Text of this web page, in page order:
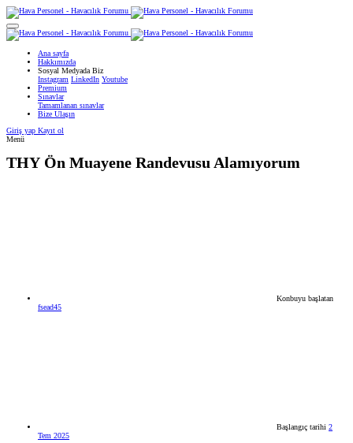
Ana sayfa
Hakkımızda
Sosyal Medyada Biz
Instagram LinkedIn Youtube
Premium
Sınavlar
Tamamlanan sınavlar
Bize Ulaşın
Giriş yap Kayıt ol
Menü
THY Ön Muayene Randevusu Alamıyorum
Konbuyu başlatan
fsead45
Başlangıç tarihi 2
Tem 2025